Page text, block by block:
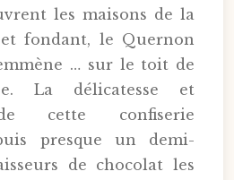
les maisons de la
fondant, le Quernon
… sur le toit de
La délicatesse et
cette confiserie
presque un demi-
de chocolat les